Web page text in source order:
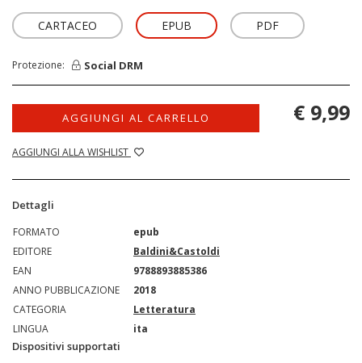
CARTACEO EPUB PDF
Protezione: Social DRM
AGGIUNGI AL CARRELLO
AGGIUNGI ALLA WISHLIST
€ 9,99
Dettagli
FORMATO
epub
EDITORE
Baldini&Castoldi
EAN
9788893885386
ANNO PUBBLICAZIONE
2018
CATEGORIA
Letteratura
LINGUA
ita
Dispositivi supportati